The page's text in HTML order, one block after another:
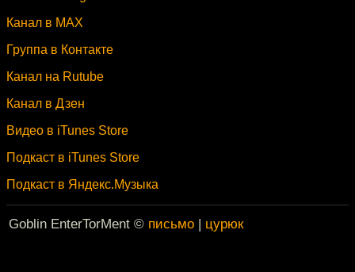
Канал в MAX
Группа в Контакте
Канал на Rutube
Канал в Дзен
Видео в iTunes Store
Подкаст в iTunes Store
Подкаст в Яндекс.Музыка
Goblin EnterTorMent © письмо | цурюк